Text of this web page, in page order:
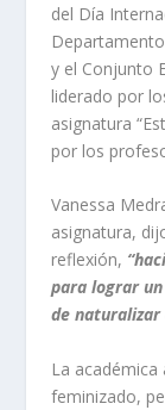
del Día
y el Conjunto
liderado por
asignatura “
por los
Vanessa
asignatura,
reflexión,
para lograr
de naturalizar
La
feminizado,